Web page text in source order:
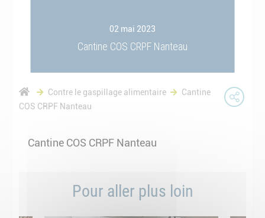
02 mai 2023
Cantine COS CRPF Nanteau
Contre le gaspillage alimentaire
Cantine
COS CRPF Nanteau
Cantine COS CRPF Nanteau
Pour aller plus loin